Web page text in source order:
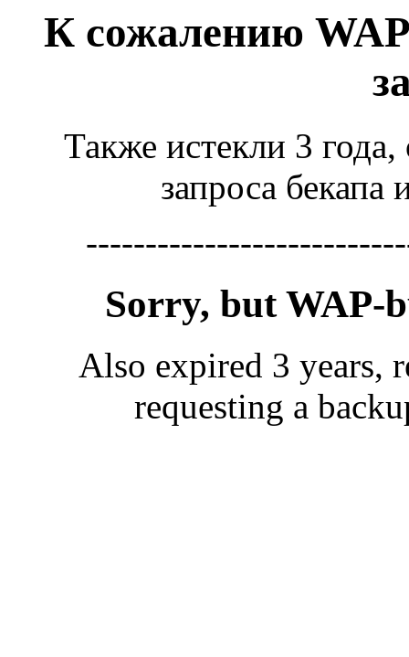
К сожалению
Также истекли 3
запроса бекапа
Sorry, but WAP-
Also expired 3 years,
requesting a